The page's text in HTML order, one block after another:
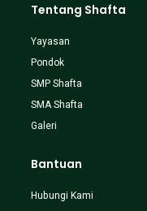
Tentang Shafta
Yayasan
Pondok
SMP Shafta
SMA Shafta
Galeri
Bantuan
Hubungi Kami